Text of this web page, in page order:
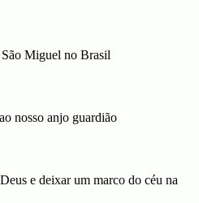
São Miguel no Brasil
nosso anjo guardião
e deixar um marco do céu na